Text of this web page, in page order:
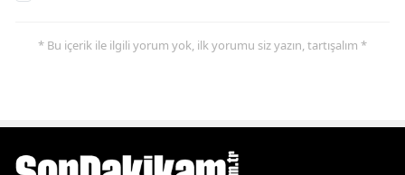
* Bu içerik ile ilgili yorum yok, ilk yorumu siz yazın, tartışalım *